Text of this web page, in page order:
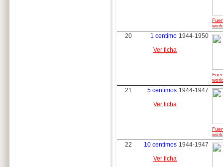
20
1 centimo
Ver ficha
1944-1950
21
5 centimos
Ver ficha
1944-1947
22
10 centimos
Ver ficha
1944-1947